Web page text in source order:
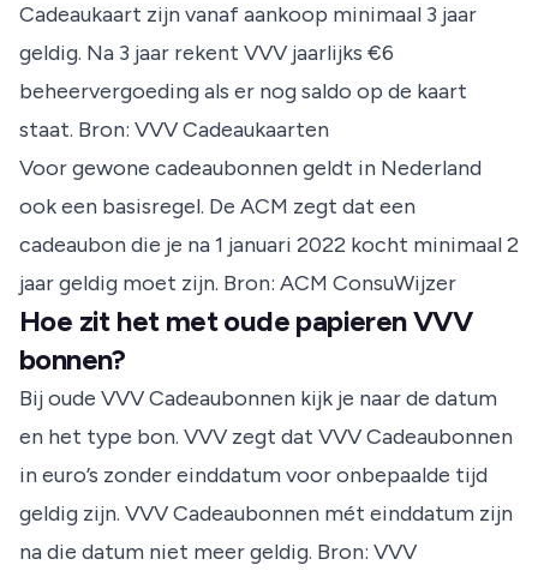
Cadeaukaart zijn vanaf aankoop minimaal 3 jaar
geldig. Na 3 jaar rekent VVV jaarlijks €6
beheervergoeding als er nog saldo op de kaart
staat. Bron: VVV Cadeaukaarten
Voor gewone cadeaubonnen geldt in Nederland
ook een basisregel. De ACM zegt dat een
cadeaubon die je na 1 januari 2022 kocht minimaal 2
jaar geldig moet zijn. Bron: ACM ConsuWijzer
Hoe zit het met oude papieren VVV
bonnen?
Bij oude VVV Cadeaubonnen kijk je naar de datum
en het type bon. VVV zegt dat VVV Cadeaubonnen
in euro’s zonder einddatum voor onbepaalde tijd
geldig zijn. VVV Cadeaubonnen mét einddatum zijn
na die datum niet meer geldig. Bron: VVV